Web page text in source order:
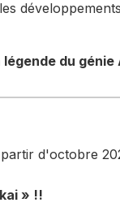
du
d'octobre
» !!